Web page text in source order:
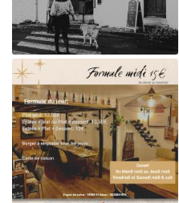

Agrandir la photo